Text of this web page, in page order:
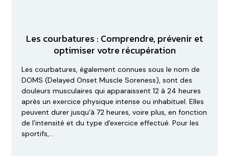
Les courbatures : Comprendre, prévenir et
optimiser votre récupération
Les courbatures, également connues sous le nom de
DOMS (Delayed Onset Muscle Soreness), sont des
douleurs musculaires qui apparaissent 12 à 24 heures
après un exercice physique intense ou inhabituel. Elles
peuvent durer jusqu'à 72 heures, voire plus, en fonction
de l'intensité et du type d'exercice effectué. Pour les
sportifs,…